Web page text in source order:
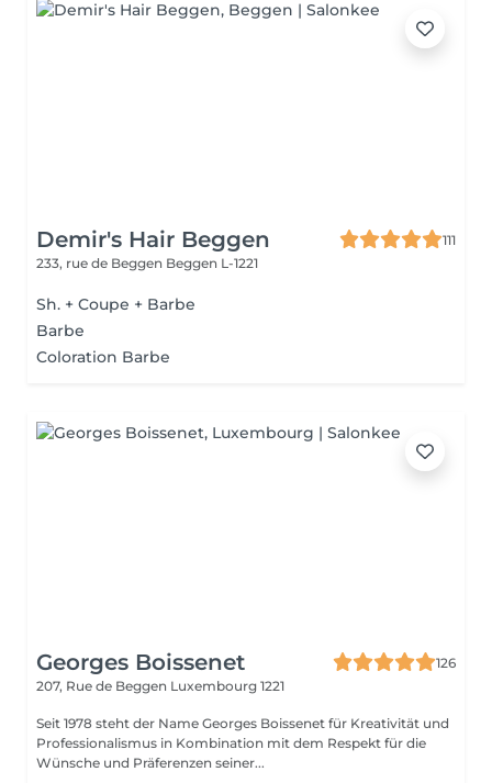
Demir's Hair Beggen
111
233, rue de Beggen Beggen L-1221
Sh. + Coupe + Barbe
Barbe
Coloration Barbe
Georges Boissenet
126
207, Rue de Beggen Luxembourg 1221
Seit 1978 steht der Name Georges Boissenet für Kreativität und
Professionalismus in Kombination mit dem Respekt für die
Wünsche und Präferenzen seiner...